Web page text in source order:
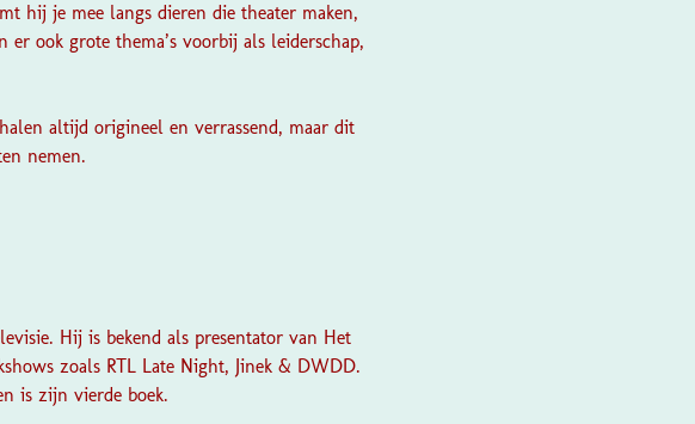
hij je mee langs dieren die theater maken,
ook grote thema’s voorbij als leiderschap,
altijd origineel en verrassend, maar dit
nemen.
Hij is bekend als presentator van Het
zoals RTL Late Night, Jinek & DWDD.
is zijn vierde boek.